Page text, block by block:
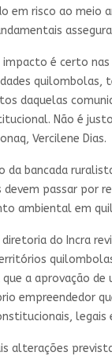
em risco ao meio
impacto é certo
daquelas
Não é
Vercilene Dias.
bancada
passar por
ambiental em
do Incra
a aprovação
empreendedor
alterações